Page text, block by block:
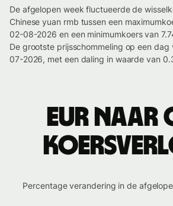
De afgelopen week fluctueerde de
Chinese yuan rmb tussen een
02-08-2026 en een minimumkoers van
De grootste prijsschommeling op een
07-2026, met een daling in waarde van
EUR naar
Percentage verandering in de